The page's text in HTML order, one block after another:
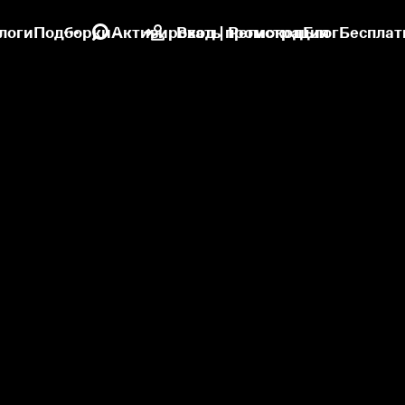
ПодборкиАктивировать промокодБлог
Вход | Регистрация